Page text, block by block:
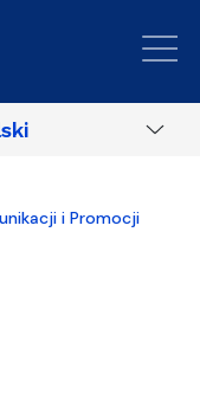
i Promocji